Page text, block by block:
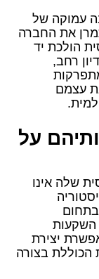
עמוקה של
את החברה
הולכת יד
רחב,
עצמם
על
שלה אינו
השקעות
יצירת
הכוללת בצורה